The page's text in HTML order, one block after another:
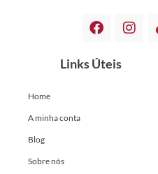
Links Úteis
Home
A minha conta
Blog
Sobre nós